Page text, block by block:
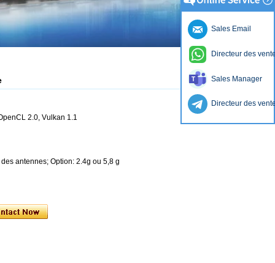
2.0, Vulkan 1.1
antennes; Option: 2.4g ou 5,8 g
Sales Email
Directeur des
Sales Manager
Directeur des